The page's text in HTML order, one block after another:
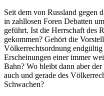
Seit dem von Russland gegen
in zahllosen Foren Debatten
geführt. Ist die Herrschaft des
gekommen? Gehört die
Völkerrechtsordnung
Erscheinungen einer immer
Bahn? Wo bleibt dann aber
auch und gerade des
Schwachen?